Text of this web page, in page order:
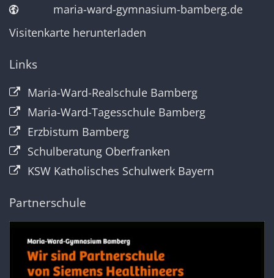
maria-ward-gymnasium-bamberg.de
Visitenkarte herunterladen
Links
Maria-Ward-Realschule Bamberg
Maria-Ward-Tagesschule Bamberg
Erzbistum Bamberg
Schulberatung Oberfranken
KSW Katholisches Schulwerk Bayern
Partnerschule